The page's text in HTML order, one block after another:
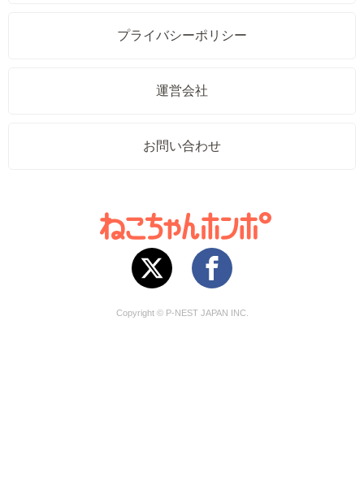
プライバシーポリシー
運営会社
お問い合わせ
Copyright © P-NEST JAPAN INC.